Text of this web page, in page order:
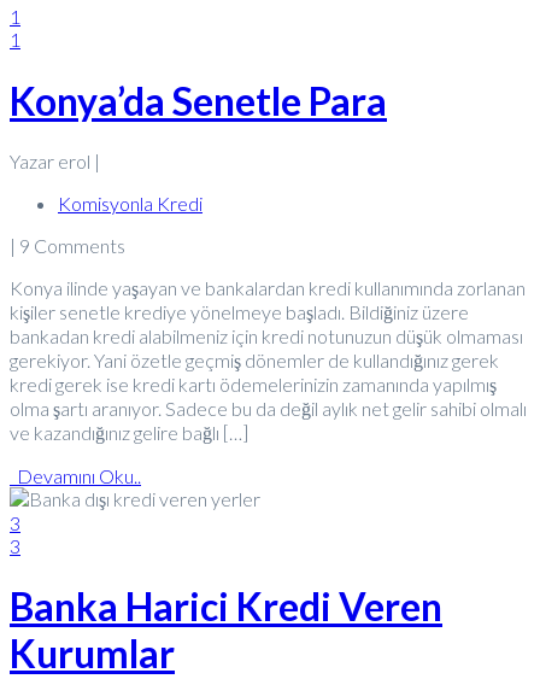
1
1
Konya’da Senetle Para
Yazar erol |
Komisyonla Kredi
| 9 Comments
Konya ilinde yaşayan ve bankalardan kredi kullanımında zorlanan
kişiler senetle krediye yönelmeye başladı. Bildiğiniz üzere
bankadan kredi alabilmeniz için kredi notunuzun düşük olmaması
gerekiyor. Yani özetle geçmiş dönemler de kullandığınız gerek
kredi gerek ise kredi kartı ödemelerinizin zamanında yapılmış
olma şartı aranıyor. Sadece bu da değil aylık net gelir sahibi olmalı
ve kazandığınız gelire bağlı […]
Devamını Oku..
3
3
Banka Harici Kredi Veren
Kurumlar